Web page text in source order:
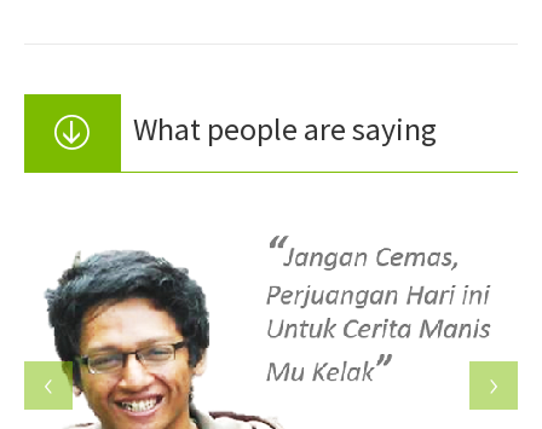
What people are saying
‹ ›